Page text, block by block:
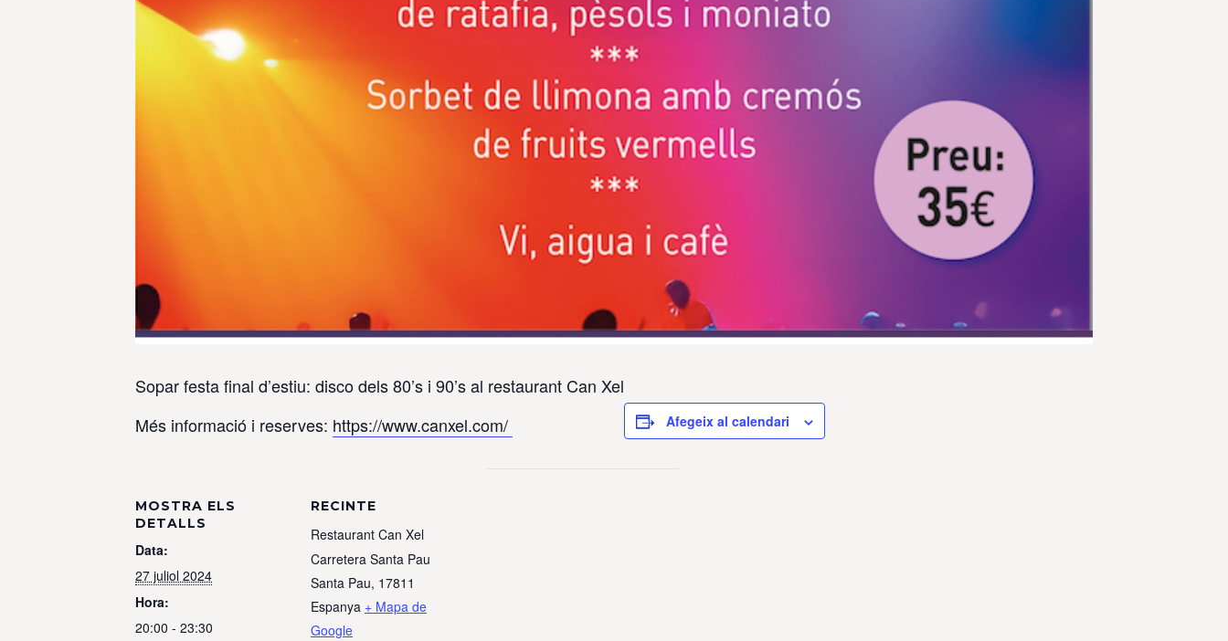
Sopar festa final d’estiu: disco dels 80’s i 90’s al restaurant Can Xel
Més informació i reserves: https://www.canxel.com/ Afegeix al calendari
MOSTRA ELS
DETALLS
Data:
27 juliol 2024
Hora:
20:00 - 23:30
RECINTE
Restaurant Can Xel
Carretera Santa Pau
Santa Pau, 17811
Espanya + Mapa de
Google